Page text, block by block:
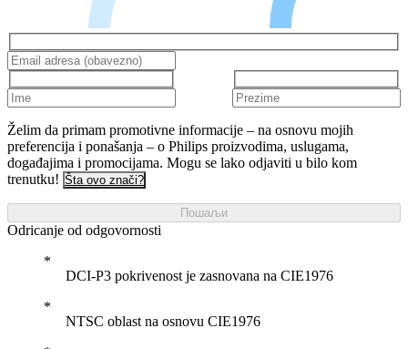
Želim da primam promotivne informacije – na osnovu mojih
preferencija i ponašanja – o Philips proizvodima, uslugama,
događajima i promocijama. Mogu se lako odjaviti u bilo kom
trenutku! Šta ovo znači?
Пошаљи
Odricanje od odgovornosti
DCI-P3 pokrivenost je zasnovana na CIE1976
NTSC oblast na osnovu CIE1976